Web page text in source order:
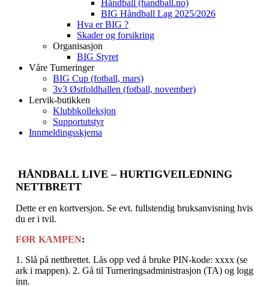
Håndball (handball.no)
BIG Håndball Lag 2025/2026
Hva er BIG ?
Skader og forsikring
Organisasjon
BIG Styret
Våre Turneringer
BIG Cup (fotball, mars)
3v3 Østfoldhallen (fotball, november)
Lervik-butikken
Klubbkolleksjon
Supportutstyr
Innmeldingsskjema
HÅNDBALL LIVE – HURTIGVEILEDNING
NETTBRETT
Dette er en kortversjon. Se evt. fullstendig bruksanvisning hvis
du er i tvil.
FØR KAMPEN:
1. Slå på nettbrettet. Lås opp ved å bruke PIN-kode: xxxx (se
ark i mappen). 2. Gå til Turneringsadministrasjon (TA) og logg
inn.